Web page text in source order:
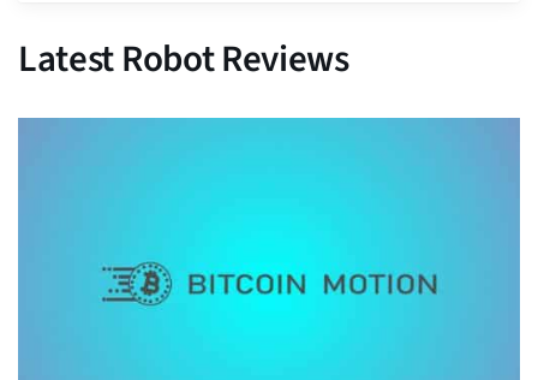
Latest Robot Reviews